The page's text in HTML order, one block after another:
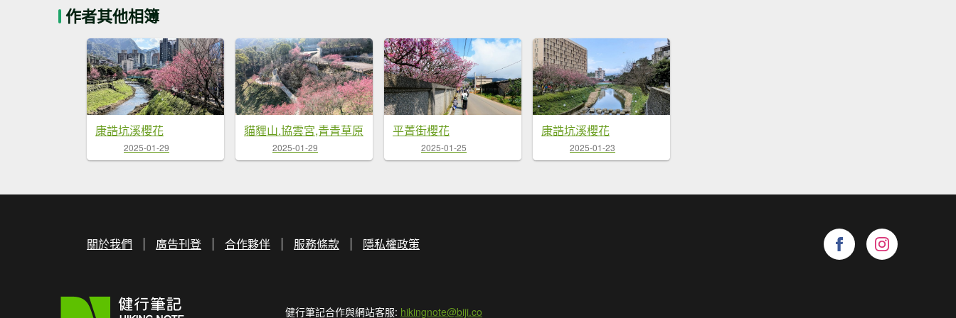
作者其他相簿
康誥坑溪櫻花
2025-01-29
貓貍山.協雲宮,青青草原
2025-01-29
平菁街櫻花
2025-01-25
康誥坑溪櫻花
2025-01-23
關於我們 廣告刊登 合作夥伴 服務條款 隱私權政策
健行筆記合作與網站客服: hikingnote@biji.co